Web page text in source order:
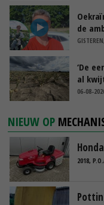
de
‘De
al
06-08-
NIEUW OP
2018,